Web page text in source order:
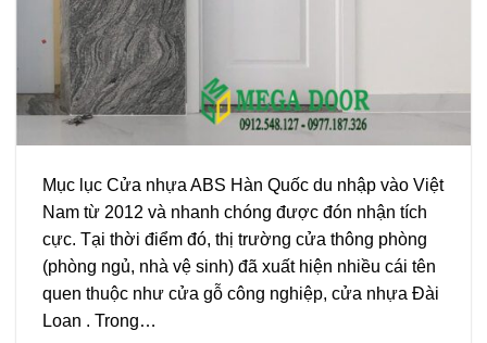
Mục lục Cửa nhựa ABS Hàn Quốc du nhập vào Việt
Nam từ 2012 và nhanh chóng được đón nhận tích
cực. Tại thời điểm đó, thị trường cửa thông phòng
(phòng ngủ, nhà vệ sinh) đã xuất hiện nhiều cái tên
quen thuộc như cửa gỗ công nghiệp, cửa nhựa Đài
Loan . Trong…